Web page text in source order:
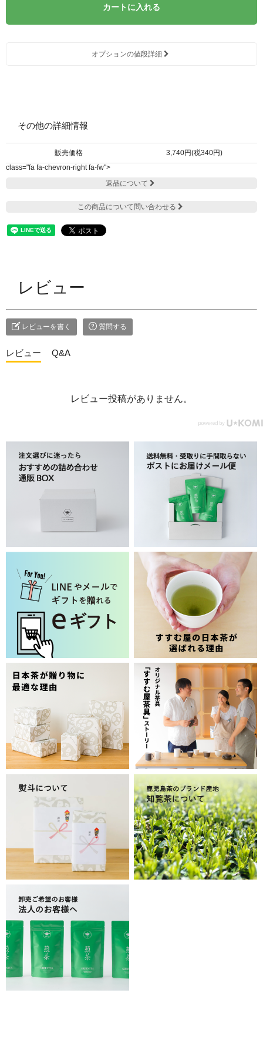
カートに入れる
オプションの値段詳細
その他の詳細情報
販売価格
3,740円(税340円)
class="fa fa-chevron-right fa-fw">
返品について
この商品について問い合わせる
レビュー
レビューを書く 質問する
レビュー Q&A
レビュー投稿がありません。